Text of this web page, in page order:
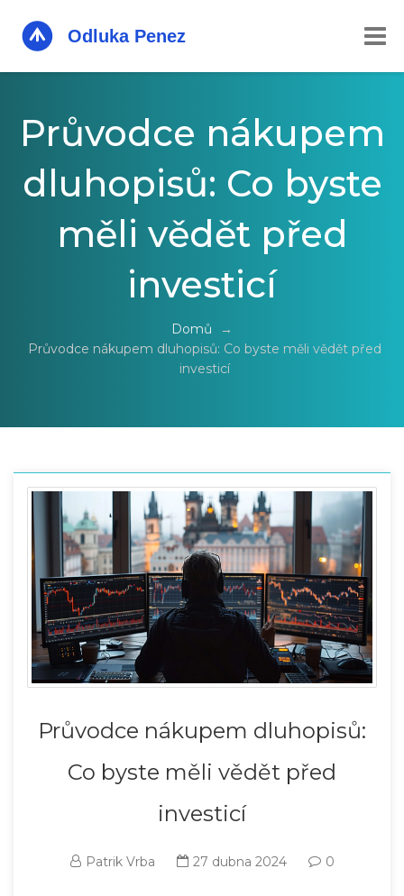
Průvodce nákupem
dluhopisů: Co byste
měli vědět před
investicí
Domů
→
Průvodce nákupem dluhopisů: Co byste měli vědět před
investicí
Průvodce nákupem dluhopisů:
Co byste měli vědět před
investicí
Patrik Vrba 27 dubna 2024 0